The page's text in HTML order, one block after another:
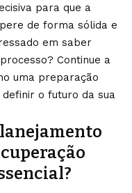
para que a
de forma sólida e
em saber
Continue a
uma preparação
o futuro da sua